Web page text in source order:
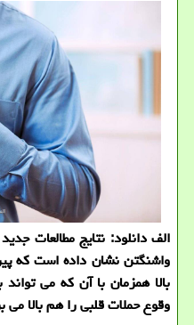
الف دانلود: نتایج مطالعات
واشنگتن نشان داده است كه
بالا همزمان با آن كه می
وقوع حملات قلبی را هم بالا می